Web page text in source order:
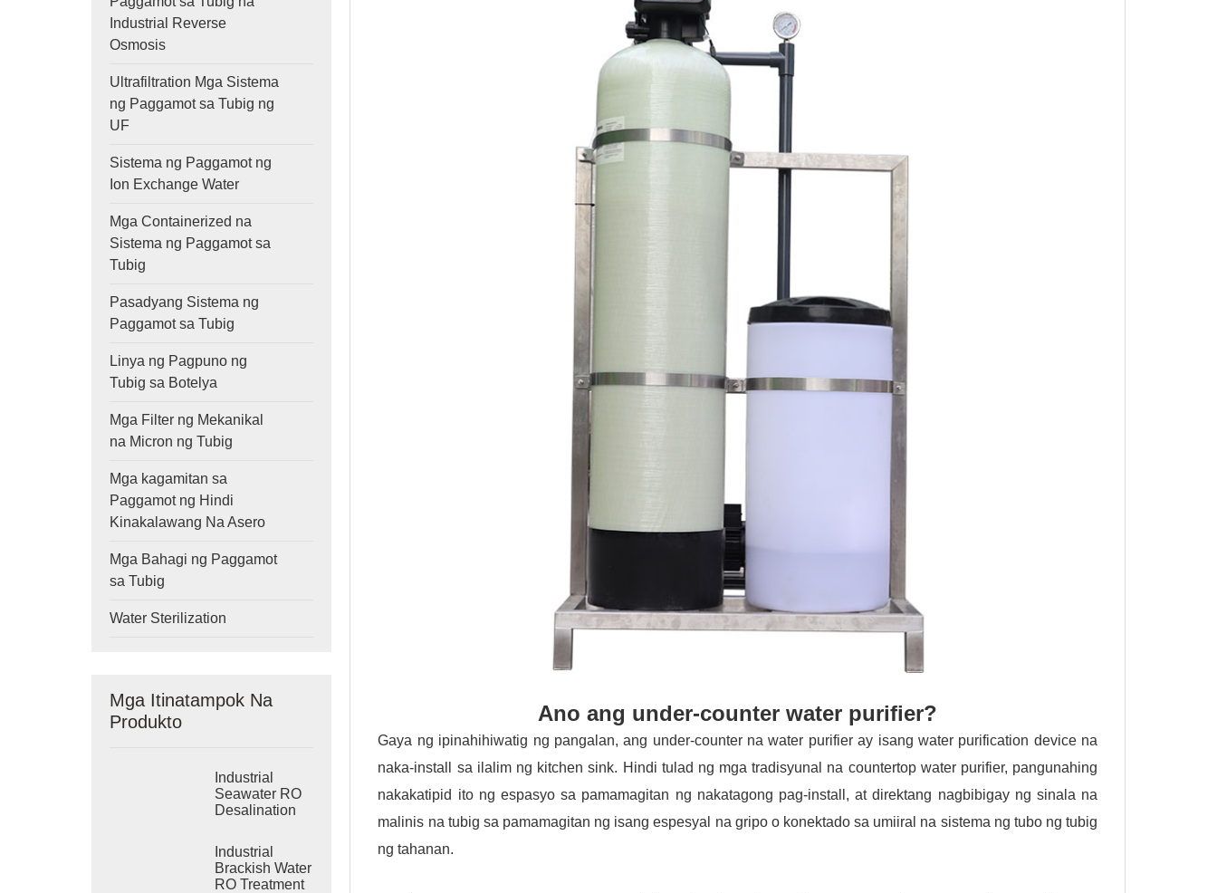
Industrial Reverse
Osmosis
Ultrafiltration Mga Sistema
ng Paggamot sa Tubig ng
UF
Sistema ng Paggamot ng
Ion Exchange Water
Mga Containerized na
Sistema ng Paggamot sa
Tubig
Pasadyang Sistema ng
Paggamot sa Tubig
Linya ng Pagpuno ng
Tubig sa Botelya
Mga Filter ng Mekanikal
na Micron ng Tubig
Mga kagamitan sa
Paggamot ng Hindi
Kinakalawang Na Asero
Mga Bahagi ng Paggamot
sa Tubig
Water Sterilization
Mga Itinatampok Na
Produkto
Industrial
Seawater RO
Desalination
Industrial
Brackish Water
RO Treatment
Ano ang under-counter water purifier?
Gaya ng ipinahihiwatig ng pangalan, ang under-counter na water purifier ay isang water purification device na
naka-install sa ilalim ng kitchen sink. Hindi tulad ng mga tradisyunal na countertop water purifier, pangunahing
nakakatipid ito ng espasyo sa pamamagitan ng nakatagong pag-install, at direktang nagbibigay ng sinala na
malinis na tubig sa pamamagitan ng isang espesyal na gripo o konektado sa umiiral na sistema ng tubo ng tubig
ng tahanan.